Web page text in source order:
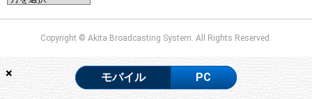
×
Copyright © Akita Broadcasting System. All Rights Reserved.
モバイル PC